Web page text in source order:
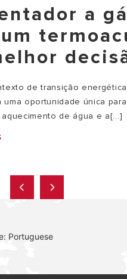
a
de transição
uma oportunidade única
de água e a[...]
Portuguese